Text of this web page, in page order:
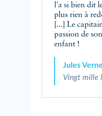
l'a si bien dit
plus rien à
[...] Le
passion de
enfant !
Jules Verne
Vingt mille